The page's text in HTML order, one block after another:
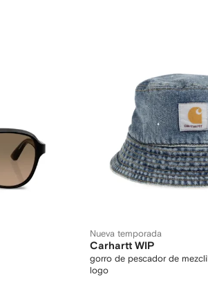
Nueva temporada
Carhartt WIP
gorro de pescador de
logo